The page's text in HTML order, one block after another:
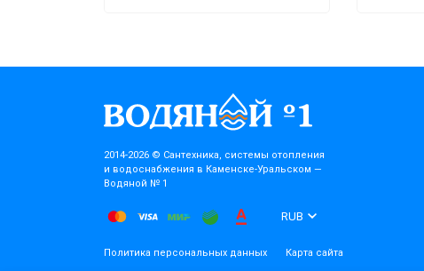
2014-2026 © Cантехника, системы отопления
и водоснабжения в Каменске-Уральском —
Водяной № 1
RUB
Политика персональных данных Карта сайта